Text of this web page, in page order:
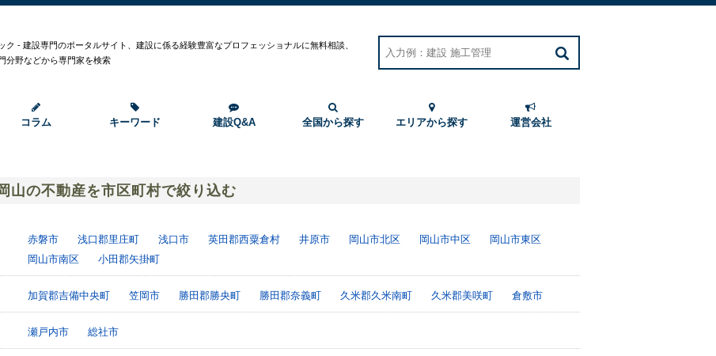
ク - 建設専門のポータルサイト、建設に係る経験豊富なプロフェッショナルに無料相談、
分野などから専門家を検索
コラム キーワード 建設Q&A 全国から探す エリアから探す 運営会社
山の不動産を市区町村で絞り込む
赤磐市 浅口郡里庄町 浅口市 英田郡西粟倉村 井原市 岡山市北区 岡山市中区
岡山市東区
岡山市南区
小田郡矢掛町
加賀郡吉備中央町 笠岡市 勝田郡勝央町 勝田郡奈義町 久米郡久米南町 久米郡美咲町 倉敷市
瀬戸内市 総社市